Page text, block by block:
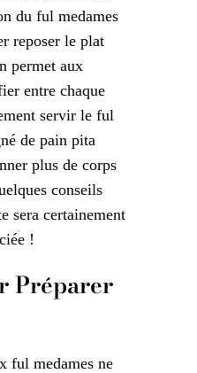
du ful medames
reposer le plat
permet aux
entre chaque
servir le ful
de pain pita
plus de corps
conseils
sera certainement
!
Préparer
ful medames ne